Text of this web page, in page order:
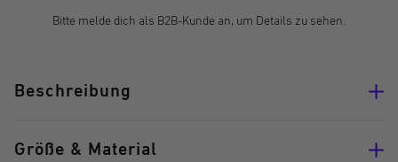
Bitte melde dich als B2B-Kunde an, um Details zu sehen.
Beschreibung
Größe & Material